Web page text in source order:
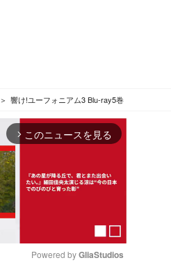
響け!ユーフォニアム3 Blu-ray5巻
arrow_forward_ios このニュースを見る
Powered by GliaStudios